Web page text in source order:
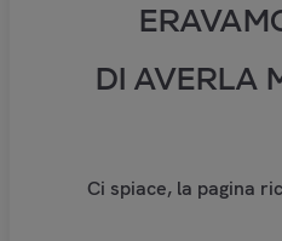
DI AVERLA
Ci spiace, la pagina